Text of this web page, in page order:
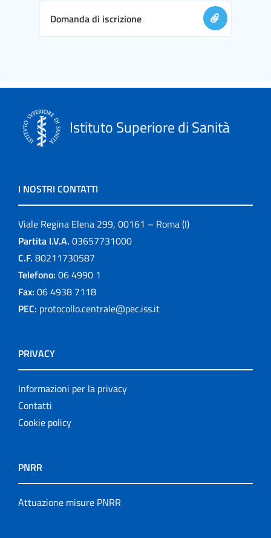
Domanda di iscrizione
Istituto Superiore di Sanità
I NOSTRI CONTATTI
Viale Regina Elena 299, 00161 – Roma (I)
Partita I.V.A. 03657731000
C.F. 80211730587
Telefono: 06 4990 1
Fax: 06 4938 7118
PEC: protocollo.centrale@pec.iss.it
PRIVACY
Informazioni per la privacy
Contatti
Cookie policy
PNRR
Attuazione misure PNRR